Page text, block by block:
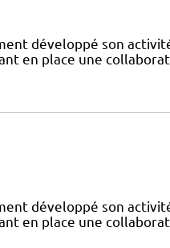
développé son
en place une
développé son
en place une